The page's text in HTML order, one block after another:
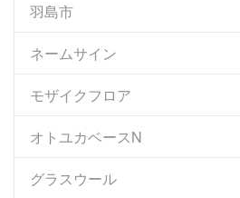
羽島市
ネームサイン
モザイクフロア
オトユカベースN
グラスウール